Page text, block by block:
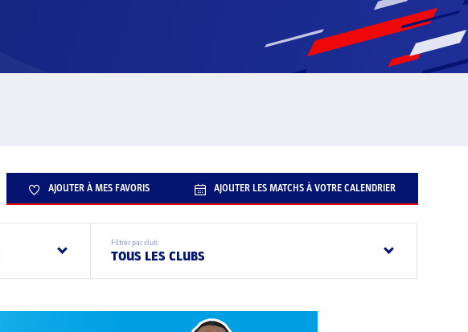
AJOUTER À MES FAVORIS AJOUTER LES MATCHS À VOTRE CALENDRIER
Filtrer par club
TOUS LES CLUBS